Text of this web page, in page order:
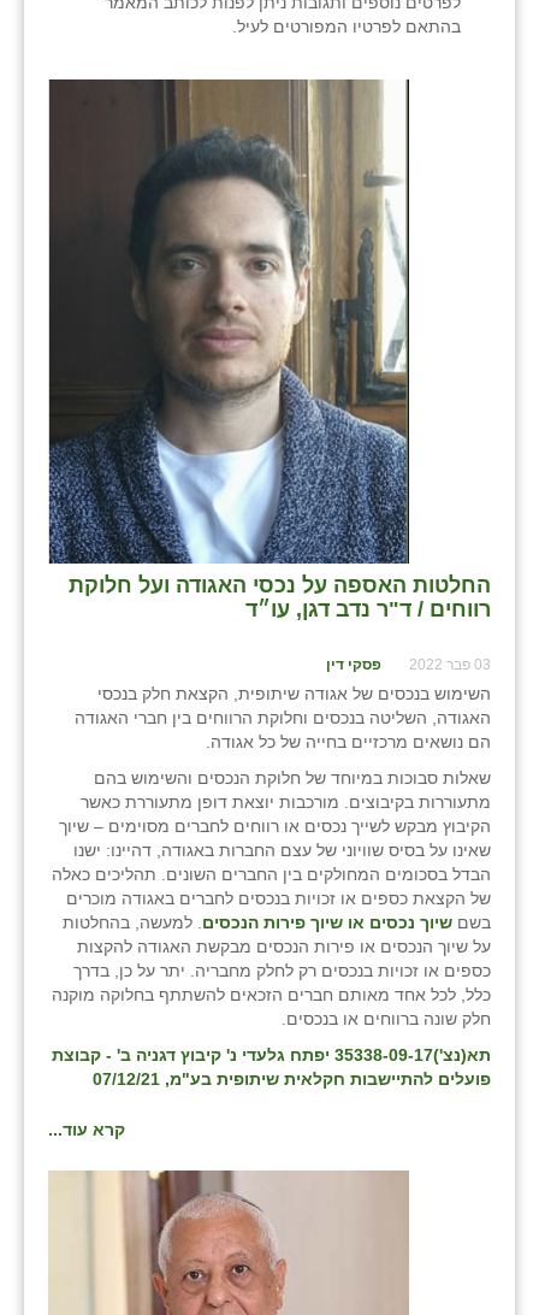
בהתאם לפרטיו המפורטים לעיל.
החלטות האספה על נכסי האגודה ועל חלוקת
רווחים / ד"ר נדב דגן, עו״ד
03 פבר 2022 פסקי דין
השימוש בנכסים של אגודה שיתופית, הקצאת חלק בנכסי
האגודה, השליטה בנכסים וחלוקת הרווחים בין חברי האגודה
הם נושאים מרכזיים בחייה של כל אגודה.
שאלות סבוכות במיוחד של חלוקת הנכסים והשימוש בהם
מתעוררות בקיבוצים. מורכבות יוצאת דופן מתעוררת כאשר
הקיבוץ מבקש לשייך נכסים או רווחים לחברים מסוימים – שיוך
שאינו על בסיס שוויוני של עצם החברות באגודה, דהיינו: ישנו
הבדל בסכומים המחולקים בין החברים השונים. תהליכים כאלה
של הקצאת כספים או זכויות בנכסים לחברים באגודה מוכרים
בשם שיוך נכסים או שיוך פירות הנכסים . למעשה, בהחלטות
על שיוך הנכסים או פירות הנכסים מבקשת האגודה להקצות
כספים או זכויות בנכסים רק לחלק מחבריה. יתר על כן, בדרך
כלל, לכל אחד מאותם חברים הזכאים להשתתף בחלוקה מוקנה
חלק שונה ברווחים או בנכסים.
תא(נצ')35338-09-17 יפתח גלעדי נ' קיבוץ דגניה ב' - קבוצת
פועלים להתיישבות חקלאית שיתופית בע"מ, 07/12/21
קרא עוד...